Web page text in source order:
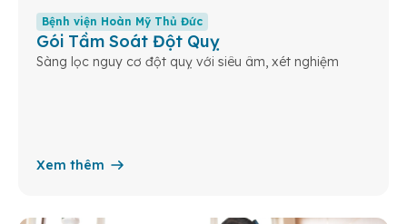
Bệnh viện Hoàn Mỹ Thủ Đức
Gói Tầm Soát Đột Quỵ
Sàng lọc nguy cơ đột quỵ với siêu âm, xét nghiệm
Xem thêm